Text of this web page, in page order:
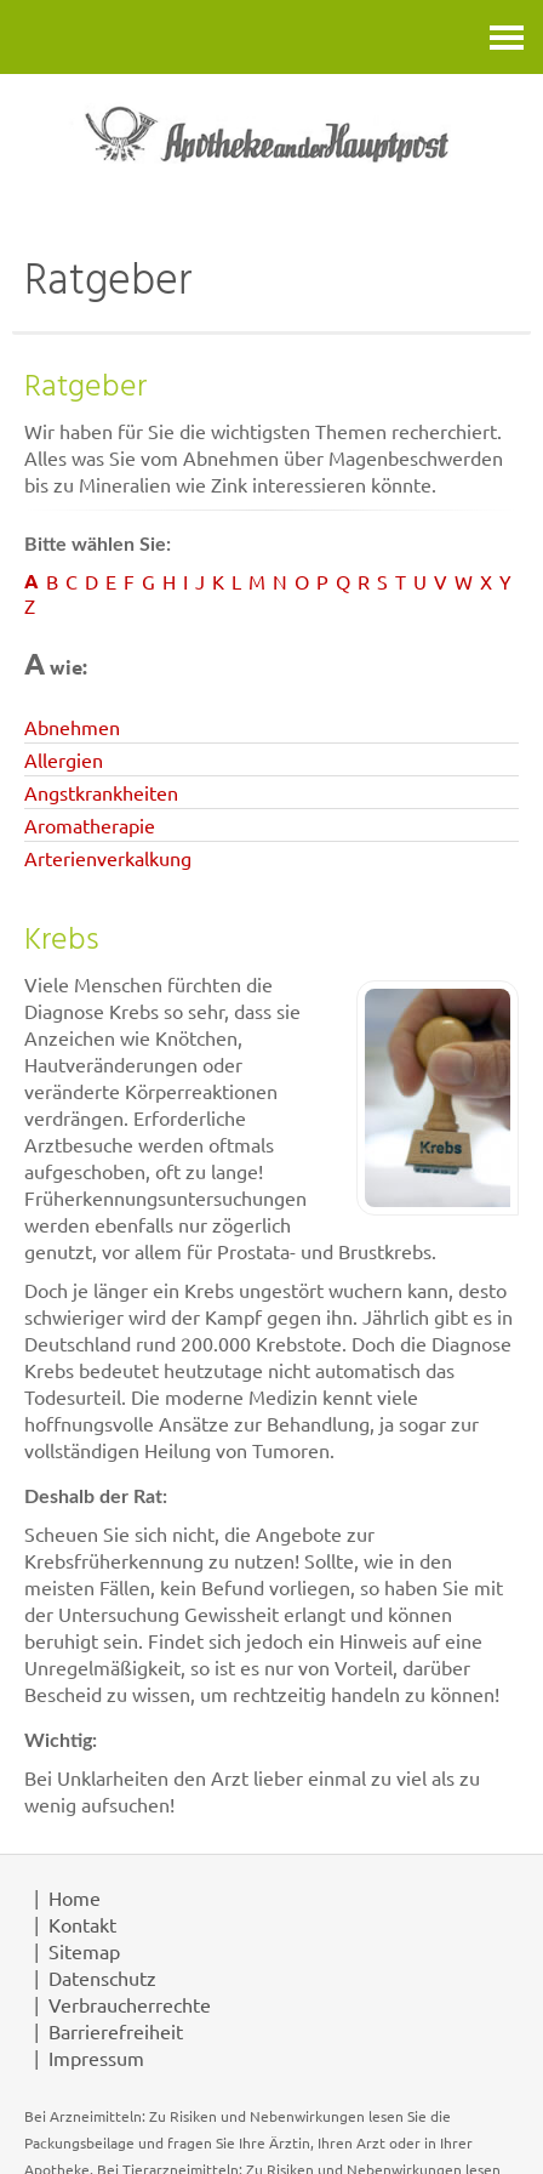
Ratgeber
Ratgeber
Wir haben für Sie die wichtigsten Themen recherchiert.
Alles was Sie vom Abnehmen über Magenbeschwerden
bis zu Mineralien wie Zink interessieren könnte.
Bitte wählen Sie:
A B C D E F G H I J K L M N O P Q R S T U V W X Y
Z
Awie:
Abnehmen
Allergien
Angstkrankheiten
Aromatherapie
Arterienverkalkung
Krebs
Viele Menschen fürchten die
Diagnose Krebs so sehr, dass sie
Anzeichen wie Knötchen,
Hautveränderungen oder
veränderte Körperreaktionen
verdrängen. Erforderliche
Arztbesuche werden oftmals
aufgeschoben, oft zu lange!
Früherkennungsuntersuchungen
werden ebenfalls nur zögerlich
genutzt, vor allem für Prostata- und Brustkrebs.
Doch je länger ein Krebs ungestört wuchern kann, desto
schwieriger wird der Kampf gegen ihn. Jährlich gibt es in
Deutschland rund 200.000 Krebstote. Doch die Diagnose
Krebs bedeutet heutzutage nicht automatisch das
Todesurteil. Die moderne Medizin kennt viele
hoffnungsvolle Ansätze zur Behandlung, ja sogar zur
vollständigen Heilung von Tumoren.
Deshalb der Rat:
Scheuen Sie sich nicht, die Angebote zur
Krebsfrüherkennung zu nutzen! Sollte, wie in den
meisten Fällen, kein Befund vorliegen, so haben Sie mit
der Untersuchung Gewissheit erlangt und können
beruhigt sein. Findet sich jedoch ein Hinweis auf eine
Unregelmäßigkeit, so ist es nur von Vorteil, darüber
Bescheid zu wissen, um rechtzeitig handeln zu können!
Wichtig:
Bei Unklarheiten den Arzt lieber einmal zu viel als zu
wenig aufsuchen!
Home
Kontakt
Sitemap
Datenschutz
Verbraucherrechte
Barrierefreiheit
Impressum
Bei Arzneimitteln: Zu Risiken und Nebenwirkungen lesen Sie die
Packungsbeilage und fragen Sie Ihre Ärztin, Ihren Arzt oder in Ihrer
Apotheke. Bei Tierarzneimitteln: Zu Risiken und Nebenwirkungen lesen